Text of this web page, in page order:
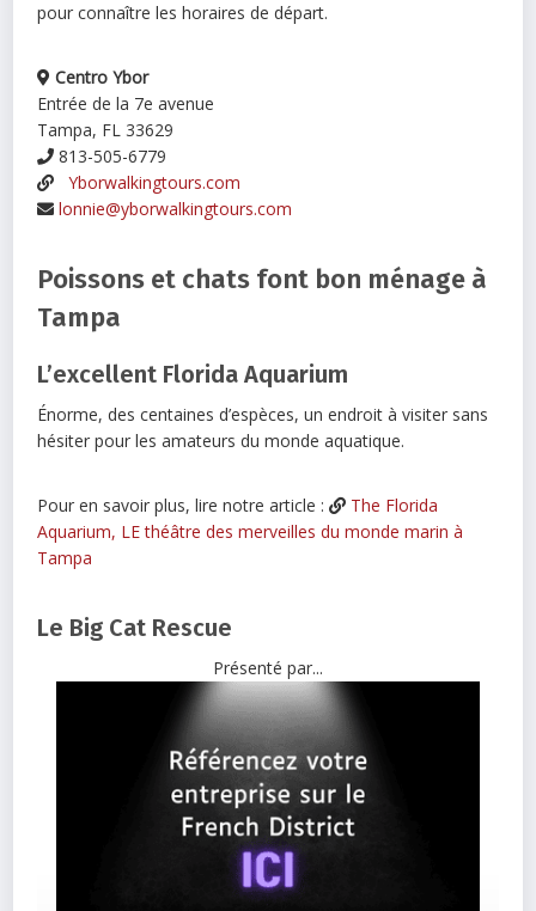
pour connaître les horaires de départ.
Centro Ybor
Entrée de la 7e avenue
Tampa, FL 33629
813-505-6779
Yborwalkingtours.com
lonnie@yborwalkingtours.com
Poissons et chats font bon ménage à
Tampa
L’excellent Florida Aquarium
Énorme, des centaines d’espèces, un endroit à visiter sans
hésiter pour les amateurs du monde aquatique.
Pour en savoir plus, lire notre article :
The Florida
Aquarium, LE théâtre des merveilles du monde marin à
Tampa
Le Big Cat Rescue
Présenté par...